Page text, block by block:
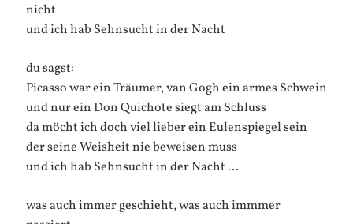
nicht
und ich hab Sehnsucht in der Nacht
du sagst:
Picasso war ein Träumer, van Gogh ein armes Schwein
und nur ein Don Quichote siegt am Schluss
da möcht ich doch viel lieber ein Eulenspiegel sein
der seine Weisheit nie beweisen muss
und ich hab Sehnsucht in der Nacht …
was auch immer geschieht, was auch immmer